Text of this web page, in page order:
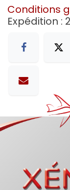
Conditions
Expédition :